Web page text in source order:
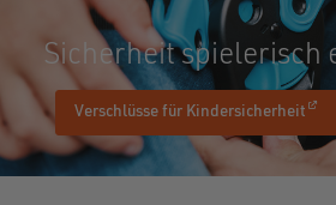
Sicherheit spielerisch
Verschlüsse für Kindersicherheit